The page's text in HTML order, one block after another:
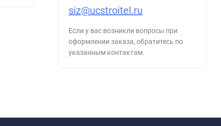
siz@ucstroitel.ru
Если у вас возникли вопросы при
оформлении заказа, обратитесь по
указанным контактам.